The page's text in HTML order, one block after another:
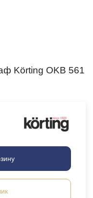
Körting OKB 561